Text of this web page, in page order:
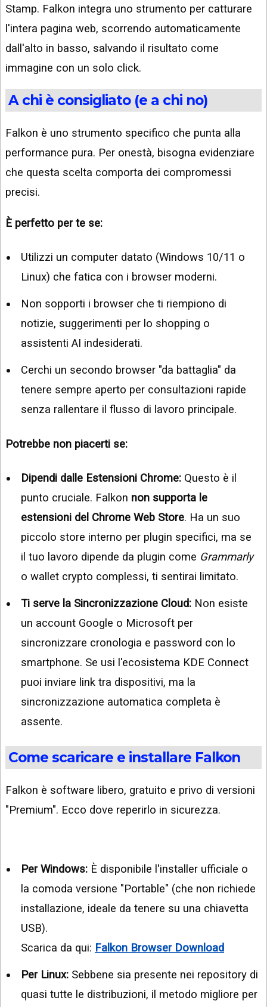
Stamp. Falkon integra uno strumento per catturare
l'intera pagina web, scorrendo automaticamente
dall'alto in basso, salvando il risultato come
immagine con un solo click.
A chi è consigliato (e a chi no)
Falkon è uno strumento specifico che punta alla
performance pura. Per onestà, bisogna evidenziare
che questa scelta comporta dei compromessi
precisi.
È perfetto per te se:
Utilizzi un computer datato (Windows 10/11 o
Linux) che fatica con i browser moderni.
Non sopporti i browser che ti riempiono di
notizie, suggerimenti per lo shopping o
assistenti AI indesiderati.
Cerchi un secondo browser "da battaglia" da
tenere sempre aperto per consultazioni rapide
senza rallentare il flusso di lavoro principale.
Potrebbe non piacerti se:
Dipendi dalle Estensioni Chrome: Questo è il
punto cruciale. Falkon non supporta le
estensioni del Chrome Web Store. Ha un suo
piccolo store interno per plugin specifici, ma se
il tuo lavoro dipende da plugin come Grammarly
o wallet crypto complessi, ti sentirai limitato.
Ti serve la Sincronizzazione Cloud: Non esiste
un account Google o Microsoft per
sincronizzare cronologia e password con lo
smartphone. Se usi l'ecosistema KDE Connect
puoi inviare link tra dispositivi, ma la
sincronizzazione automatica completa è
assente.
Come scaricare e installare Falkon
Falkon è software libero, gratuito e privo di versioni
"Premium". Ecco dove reperirlo in sicurezza.
Per Windows: È disponibile l'installer ufficiale o
la comoda versione "Portable" (che non richiede
installazione, ideale da tenere su una chiavetta
USB).
Scarica da qui: Falkon Browser Download
Per Linux: Sebbene sia presente nei repository di
quasi tutte le distribuzioni, il metodo migliore per